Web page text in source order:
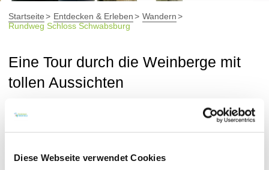
Diese Webseite verwendet Cookies
Startseite Entdecken & Erleben
Wandern
Rundweg Schloss Schwabsburg
Eine Tour durch die Weinberge mit
tollen Aussichten
Rundweg ab Nierstein-
Schwabsburg